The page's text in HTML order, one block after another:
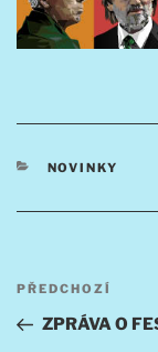
RUBRIKY
NOVINKY
příspěvek
Předchozí
příspěvek
PŘEDCHOZÍ
ZPRÁVA O